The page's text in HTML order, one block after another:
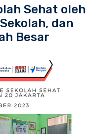
Sehat oleh
dan
Besar